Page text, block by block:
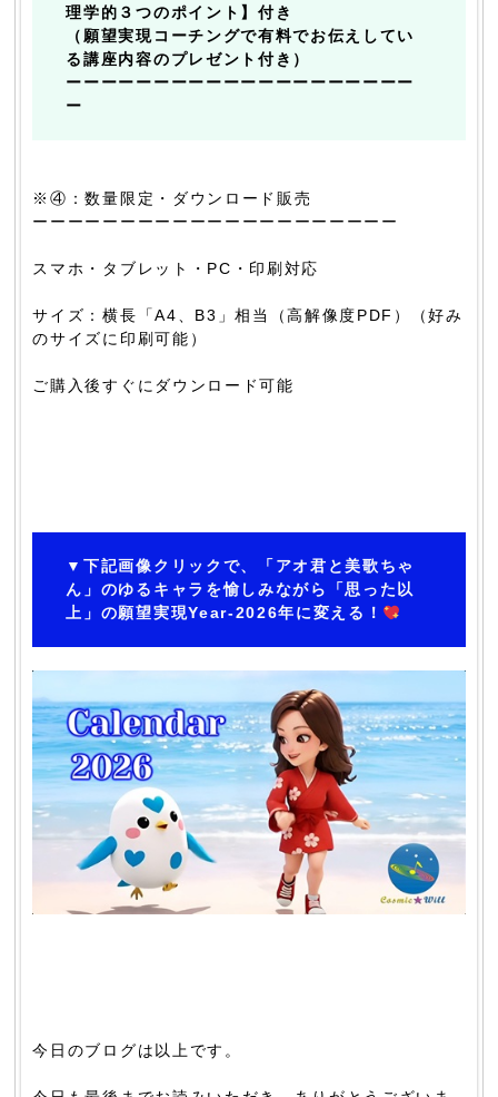
理学的３つのポイント】付き
（願望実現コーチングで有料でお伝えしてい
る講座内容のプレゼント付き）
ーーーーーーーーーーーーーーーーーーーー
ー
※④：数量限定・ダウンロード販売
ーーーーーーーーーーーーーーーーーーーーー
スマホ・タブレット・PC・印刷対応
サイズ：横長「A4、B3」相当（高解像度PDF）（好み
のサイズに印刷可能）
ご購入後すぐにダウンロード可能
▼下記画像クリックで、「アオ君と美歌ちゃ
ん」のゆるキャラを愉しみながら「思った以
上」の願望実現Year-2026年に変える！
今日のブログは以上です。